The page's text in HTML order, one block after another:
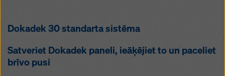
Dokadek 30 standarta sistēma
Satveriet Dokadek paneli, ieāķējiet to un paceliet
brīvo pusi